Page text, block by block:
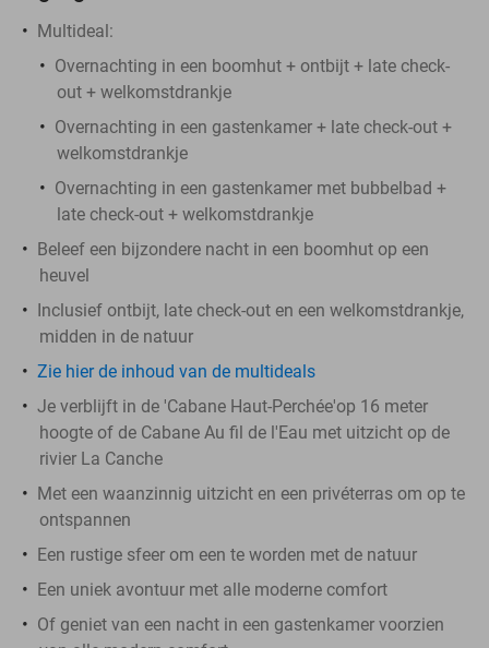
Multideal:
Overnachting in een boomhut + ontbijt + late check-
out + welkomstdrankje
Overnachting in een gastenkamer + late check-out +
welkomstdrankje
Overnachting in een gastenkamer met bubbelbad +
late check-out + welkomstdrankje
Beleef een bijzondere nacht in een boomhut op een
heuvel
Inclusief ontbijt, late check-out en een welkomstdrankje,
midden in de natuur
Zie hier de inhoud van de multideals
Je verblijft in de 'Cabane Haut-Perchée'op 16 meter
hoogte of de Cabane Au fil de l'Eau met uitzicht op de
rivier La Canche
Met een waanzinnig uitzicht en een privéterras om op te
ontspannen
Een rustige sfeer om een te worden met de natuur
Een uniek avontuur met alle moderne comfort
Of geniet van een nacht in een gastenkamer voorzien